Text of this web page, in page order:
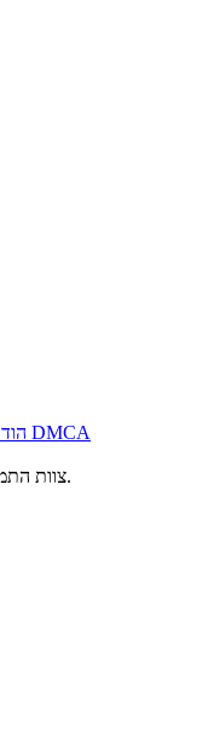
הודעת DMCA
צוות התמיכה המקצועי שלנו זמין 24/7 לסייע בכל שאלה.